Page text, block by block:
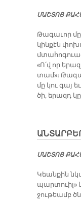
ՄԱՇ­ՏՈՑ
Թա­գա­ւոր
կին­քէն
«Ո՛վ որ
տամ»։
մը կու գայ
ծի, ե­րազդ կը
ՄԱՇ­ՏՈՑ
Կեան­քին
պար­տուիլ»
ջու­թեամբ